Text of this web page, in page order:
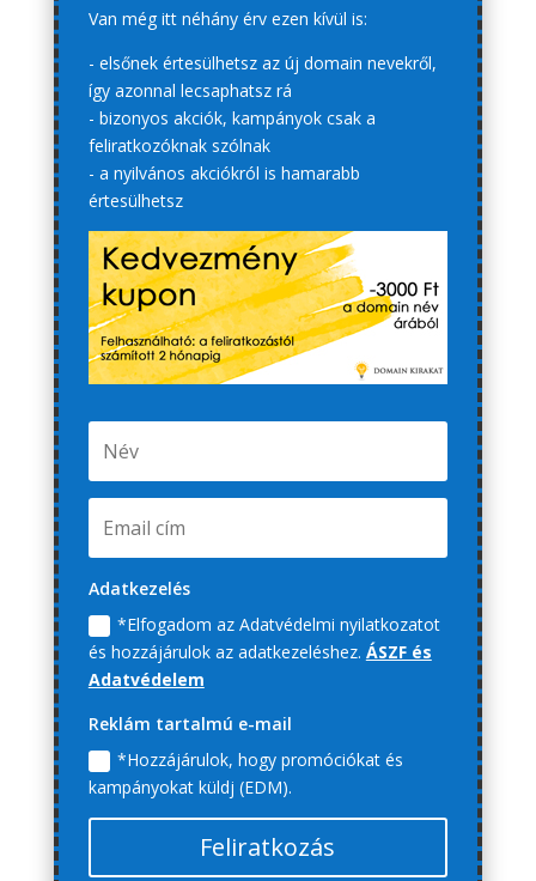
Van még itt néhány érv ezen kívül is:
- elsőnek értesülhetsz az új domain nevekről,
így azonnal lecsaphatsz rá
- bizonyos akciók, kampányok csak a
feliratkozóknak szólnak
- a nyilvános akciókról is hamarabb
értesülhetsz
Adatkezelés
*Elfogadom az Adatvédelmi nyilatkozatot
és hozzájárulok az adatkezeléshez. ÁSZF és
Adatvédelem
Reklám tartalmú e-mail
*Hozzájárulok, hogy promóciókat és
kampányokat küldj (EDM).
Feliratkozás